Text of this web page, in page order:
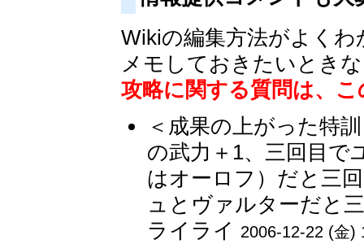
Wikiの編集方法がよく
メモしておきたいとき
攻略に関する質問は、
＜成果の上がった特
の武力＋1、三回目で
はオーロフ）だと三
ュとヴァルターだと
ライライ 2006-12-22 (金)